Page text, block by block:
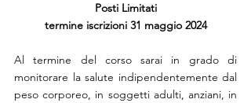
Posti Limitati
termine iscrizioni 31 maggio 2024
Al termine del corso sarai in grado di
monitorare la salute indipendentemente dal
peso corporeo, in soggetti adulti, anziani, in